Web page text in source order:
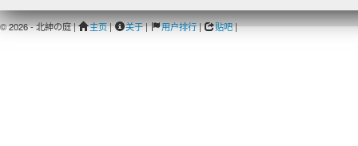
© 2026 - 北紳の庭 | 主页| 关于| 用户排行| 贴吧|